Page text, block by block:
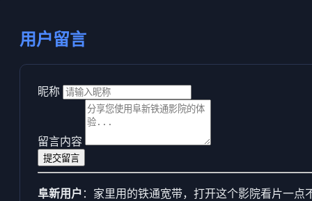
用户留言
昵称
留言内容
提交留言
阜新用户 ：家里用的铁通宽带，打开这个影院看片一点